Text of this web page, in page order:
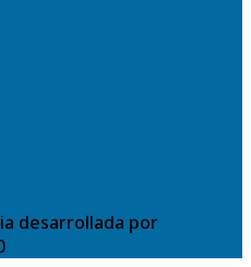
desarrollada por